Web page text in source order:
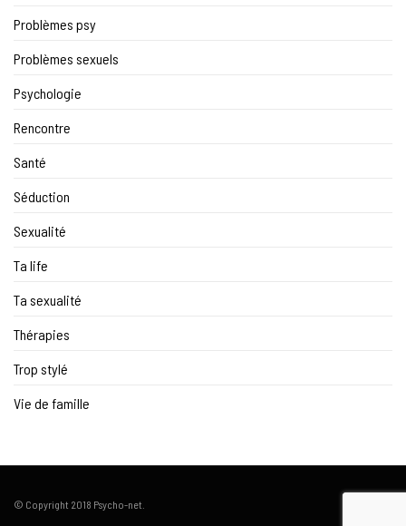
Problèmes psy
Problèmes sexuels
Psychologie
Rencontre
Santé
Séduction
Sexualité
Ta life
Ta sexualité
Thérapies
Trop stylé
Vie de famille
© Copyright 2018 Psycho-net.